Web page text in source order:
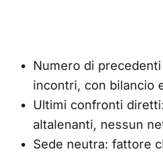
Numero di
incontri, con bilancio
Ultimi confronti
altalenanti, nessun
Sede neutra: fattore